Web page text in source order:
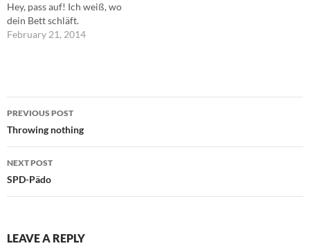
Hey, pass auf! Ich weiß, wo
dein Bett schläft.
February 21, 2014
Post
navigation
PREVIOUS POST
Throwing nothing
NEXT POST
SPD-Pädo
LEAVE A REPLY